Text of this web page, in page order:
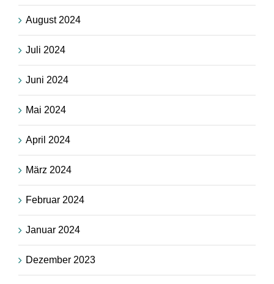
August 2024
Juli 2024
Juni 2024
Mai 2024
April 2024
März 2024
Februar 2024
Januar 2024
Dezember 2023